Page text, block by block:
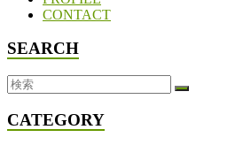
CONTACT
SEARCH
CATEGORY